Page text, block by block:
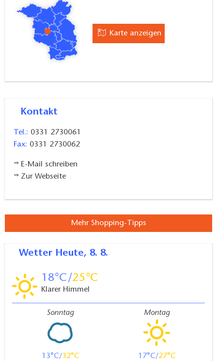
Karte anzeigen
Kontakt
Tel.: 0331 2730061
Fax: 0331 2730062
E-Mail schreiben
Zur Webseite
Mehr Shopping-Tipps
Wetter Heute, 8. 8.
18 25
Klarer Himmel
Sonntag
13 32
Montag
17 27